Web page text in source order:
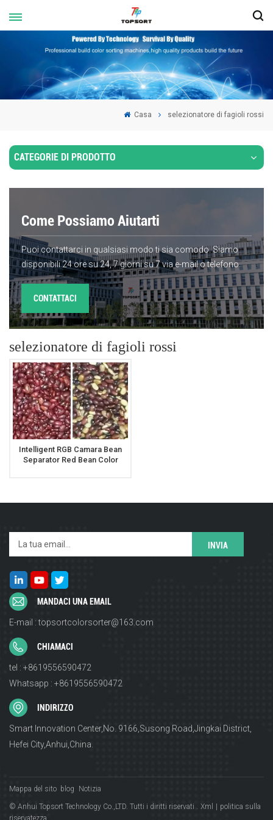
Casa selezionatore di fagioli rossi
CATEGORIE DI PRODOTTO
Come Possiamo Aiutarti
Puoi contattarci in qualsiasi modo ti sia comodo. Siamo
disponibili 24 ore su 24, 7 giorni su 7 via e-mail o telefono.
CONTATTACI
selezionatore di fagioli rossi
Intelligent RGB Camara Bean
Separator Red Bean Color
MANDACI UNA EMAIL
E-mail : topsortcolorsorter@163.com
CHIAMACI
tel : +8619556590472
Whatsapp : +8619556590472
INDIRIZZO
Smart Innovation Center,No. 9166,Susong Road,Jingkai District,
Hefei City,Anhui,China.
Mappa del sito blog Notizia
© Anhui Topsort Technology Co.,LTD. Tutti i diritti riservati . Xml | politica sulla
riservatezza